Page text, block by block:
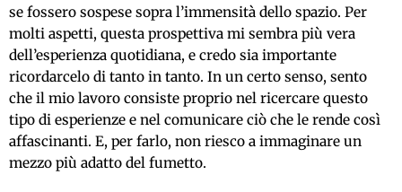
se fossero sospese sopra l’immensità dello spazio. Per
molti aspetti, questa prospettiva mi sembra più vera
dell’esperienza quotidiana, e credo sia importante
ricordarcelo di tanto in tanto. In un certo senso, sento
che il mio lavoro consiste proprio nel ricercare questo
tipo di esperienze e nel comunicare ciò che le rende così
affascinanti. E, per farlo, non riesco a immaginare un
mezzo più adatto del fumetto.